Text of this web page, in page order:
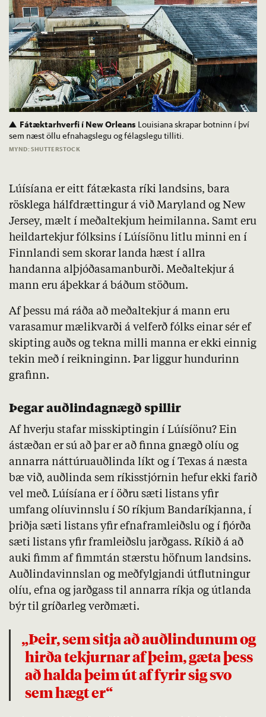
Fátæktarhverfi í New Orleans Louisiana skrapar botninn í því
sem næst öllu efnahagslegu og félagslegu tilliti.
MYND: SHUTTERSTOCK
Lúísíana er eitt fátækasta ríki landsins, bara
rösklega hálfdrættingur á við Maryland og New
Jersey, mælt í meðaltekjum heimilanna. Samt eru
heildartekjur fólksins í Lúísíönu litlu minni en í
Finnlandi sem skorar landa hæst í allra
handanna alþjóðasamanburði. Meðaltekjur á
mann eru áþekkar á báðum stöðum.
Af þessu má ráða að meðaltekjur á mann eru
varasamur mælikvarði á velferð fólks einar sér ef
skipting auðs og tekna milli manna er ekki einnig
tekin með í reikninginn. Þar liggur hundurinn
grafinn.
Þegar auðlindagnægð spillir
Af hverju stafar misskiptingin í Lúísíönu? Ein
ástæðan er sú að þar er að finna gnægð olíu og
annarra náttúruauðlinda líkt og í Texas á næsta
bæ við, auðlinda sem ríkisstjórnin hefur ekki farið
vel með. Lúísíana er í öðru sæti listans yfir
umfang olíuvinnslu í 50 ríkjum Bandaríkjanna, í
þriðja sæti listans yfir efnaframleiðslu og í fjórða
sæti listans yfir framleiðslu jarðgass. Ríkið á að
auki fimm af fimmtán stærstu höfnum landsins.
Auðlindavinnslan og meðfylgjandi útflutningur
olíu, efna og jarðgass til annarra ríkja og útlanda
býr til gríðarleg verðmæti.
„Þeir, sem sitja að auðlindunum og
hirða tekjurnar af þeim, gæta þess
að halda þeim út af fyrir sig svo
sem hægt er“